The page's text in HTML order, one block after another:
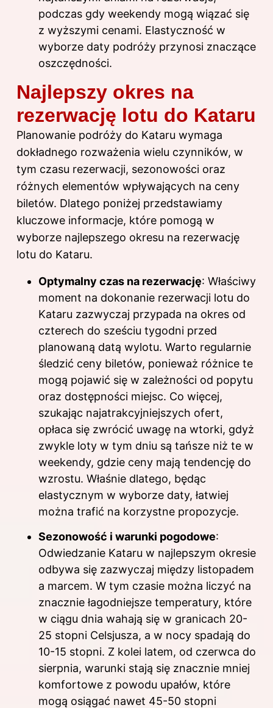
podczas gdy weekendy mogą wiązać się
z wyższymi cenami. Elastyczność w
wyborze daty podróży przynosi znaczące
oszczędności.
Najlepszy okres na
rezerwację lotu do Kataru
Planowanie podróży do Kataru wymaga
dokładnego rozważenia wielu czynników, w
tym czasu rezerwacji, sezonowości oraz
różnych elementów wpływających na ceny
biletów. Dlatego poniżej przedstawiamy
kluczowe informacje, które pomogą w
wyborze najlepszego okresu na rezerwację
lotu do Kataru.
Optymalny czas na rezerwację: Właściwy
moment na dokonanie rezerwacji lotu do
Kataru zazwyczaj przypada na okres od
czterech do sześciu tygodni przed
planowaną datą wylotu. Warto regularnie
śledzić ceny biletów, ponieważ różnice te
mogą pojawić się w zależności od popytu
oraz dostępności miejsc. Co więcej,
szukając najatrakcyjniejszych ofert,
opłaca się zwrócić uwagę na wtorki, gdyż
zwykle loty w tym dniu są tańsze niż te w
weekendy, gdzie ceny mają tendencję do
wzrostu. Właśnie dlatego, będąc
elastycznym w wyborze daty, łatwiej
można trafić na korzystne propozycje.
Sezonowość i warunki pogodowe:
Odwiedzanie Kataru w najlepszym okresie
odbywa się zazwyczaj między listopadem
a marcem. W tym czasie można liczyć na
znacznie łagodniejsze temperatury, które
w ciągu dnia wahają się w granicach 20-
25 stopni Celsjusza, a w nocy spadają do
10-15 stopni. Z kolei latem, od czerwca do
sierpnia, warunki stają się znacznie mniej
komfortowe z powodu upałów, które
mogą osiągać nawet 45-50 stopni